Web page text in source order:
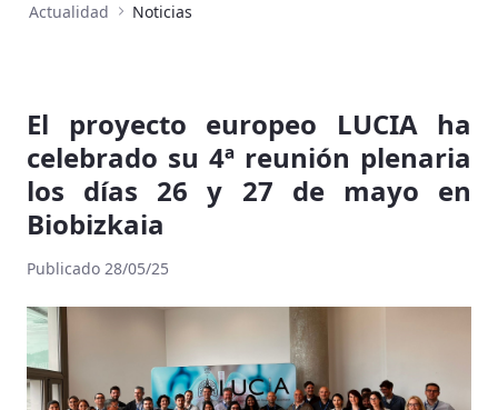
Actualidad Noticias
El proyecto europeo LUCIA ha
celebrado su 4ª reunión plenaria
los días 26 y 27 de mayo en
Biobizkaia
Publicado 28/05/25